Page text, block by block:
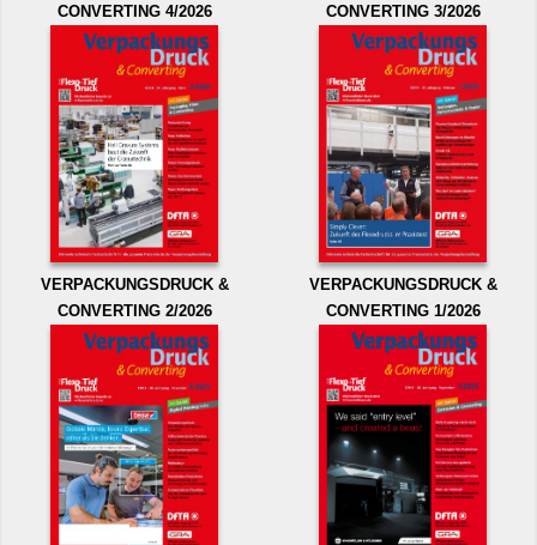
CONVERTING 4/2026
CONVERTING 3/2026
VERPACKUNGSDRUCK &
CONVERTING 2/2026
VERPACKUNGSDRUCK &
CONVERTING 1/2026